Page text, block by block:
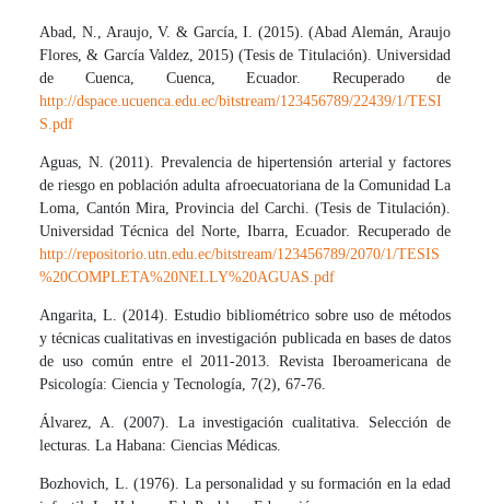
Abad, N., Araujo, V. & García, I. (2015). (Abad Alemán, Araujo
Flores, & García Valdez, 2015) (Tesis de Titulación). Universidad
de Cuenca, Cuenca, Ecuador. Recuperado de
http://dspace.ucuenca.edu.ec/bitstream/123456789/22439/1/TESI
S.pdf
Aguas, N. (2011). Prevalencia de hipertensión arterial y factores
de riesgo en población adulta afroecuatoriana de la Comunidad La
Loma, Cantón Mira, Provincia del Carchi. (Tesis de Titulación).
Universidad Técnica del Norte, Ibarra, Ecuador. Recuperado de
http://repositorio.utn.edu.ec/bitstream/123456789/2070/1/TESIS
%20COMPLETA%20NELLY%20AGUAS.pdf
Angarita, L. (2014). Estudio bibliométrico sobre uso de métodos
y técnicas cualitativas en investigación publicada en bases de datos
de uso común entre el 2011-2013. Revista Iberoamericana de
Psicología: Ciencia y Tecnología, 7(2), 67-76.
Álvarez, A. (2007). La investigación cualitativa. Selección de
lecturas. La Habana: Ciencias Médicas.
Bozhovich, L. (1976). La personalidad y su formación en la edad